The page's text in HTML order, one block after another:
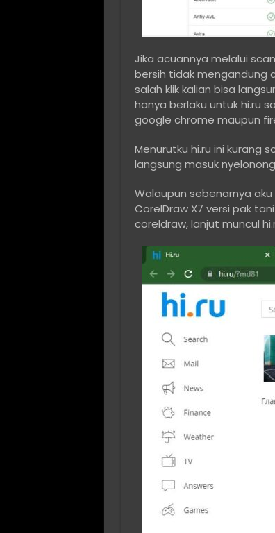
Jika acuannya melalui
bersih tidak mengandung
salah klik kalian bisa
hanya berlaku untuk hi.ru
google chrome maupun
Menurutku hi.ru ini
langsung masuk
Walaupun sebenarnya
CorelDraw X7 versi pak
coreldraw, lanjut muncul